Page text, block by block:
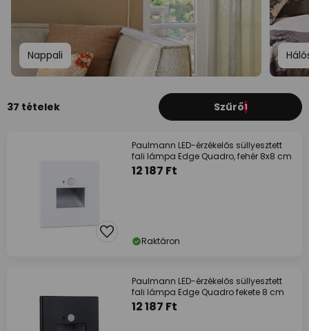
Nappali
37 tételek Szűrő1
Paulmann LED-érzékelős süllyesztett
fali lámpa Edge Quadro, fehér 8x8 cm
12 187 Ft
Raktáron
Paulmann LED-érzékelős süllyesztett
fali lámpa Edge Quadro fekete 8 cm
12 187 Ft